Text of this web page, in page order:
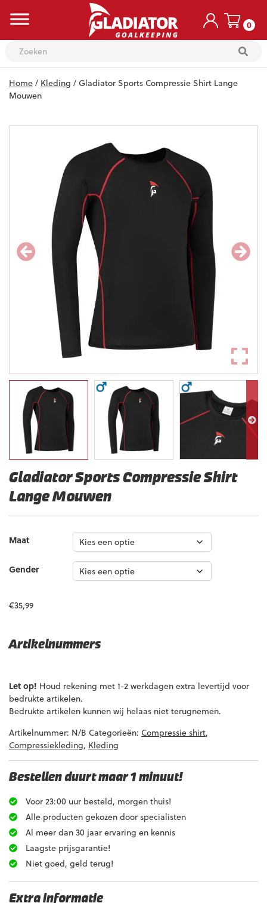
0
content
Home/ Kleding / Gladiator Sports Compressie Shirt Lange
Mouwen
Gladiator Sports Compressie Shirt
Lange Mouwen
Maat
Gender
€35,99
Artikelnummers
8719325203530
Maat: S | Gender: Heren
8719325203547
Maat: M | Gender: Heren
8719325203561
Maat: XL | Gender: Heren
8719325203578
8719325203646
Maat: XXXL | Gender: Heren
8719325203608
Maat: M | Gender: Dames
8719325203615
Maat: L | Gender: Dames
8719325203622
Maat: XL | Gender: Dames
8719325203639
Let op! Houd rekening met 1-2 werkdagen extra levertijd voor
bedrukte artikelen.
Bedrukte artikelen kunnen wij helaas niet terugnemen.
Artikelnummer: N/B Categorieën: Compressie shirt,
Compressiekleding, Kleding
Bestellen duurt maar 1 minuut!
Voor 23:00 uur besteld, morgen thuis!
Alle producten gekozen door specialisten
Al meer dan 30 jaar ervaring en kennis
Laagste prijsgarantie!
Niet goed, geld terug!
Extra informatie